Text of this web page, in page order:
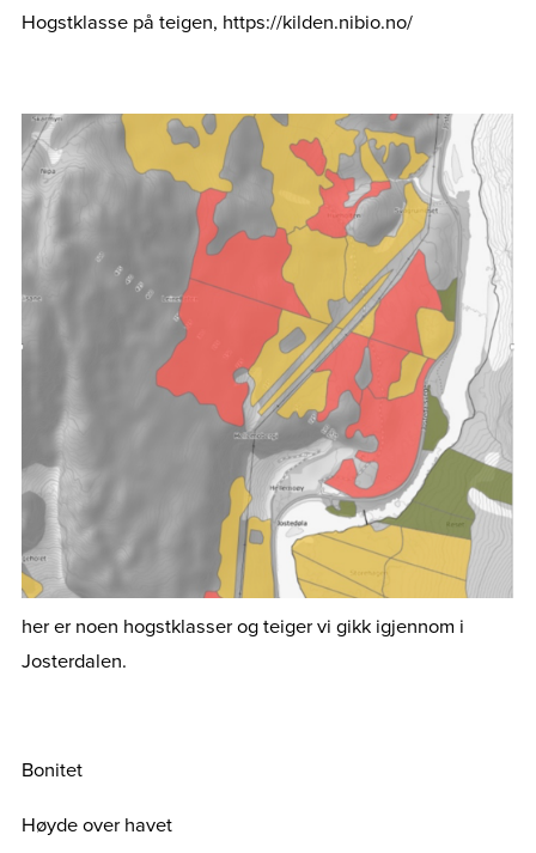
Hogstklasse på teigen, https://kilden.nibio.no/
her er noen hogstklasser og teiger vi gikk igjennom i
Josterdalen.
Bonitet
Høyde over havet